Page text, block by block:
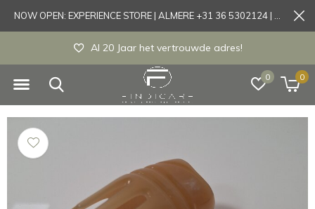
0 0
Al 20 Jaar het vertrouwde adres!